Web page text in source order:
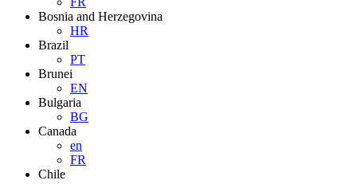
Bosnia and Herzegovina
HR
Brazil
PT
Brunei
EN
Bulgaria
BG
Canada
en
FR
Chile